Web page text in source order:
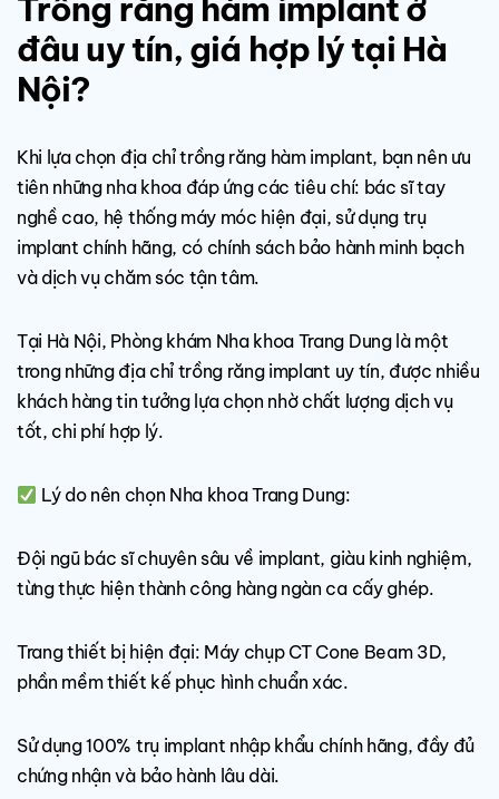
Trồng răng hàm implant ở
đâu uy tín, giá hợp lý tại Hà
Nội?
Khi lựa chọn địa chỉ trồng răng hàm implant, bạn nên ưu
tiên những nha khoa đáp ứng các tiêu chí: bác sĩ tay
nghề cao, hệ thống máy móc hiện đại, sử dụng trụ
implant chính hãng, có chính sách bảo hành minh bạch
và dịch vụ chăm sóc tận tâm.
Tại Hà Nội, Phòng khám Nha khoa Trang Dung là một
trong những địa chỉ trồng răng implant uy tín, được nhiều
khách hàng tin tưởng lựa chọn nhờ chất lượng dịch vụ
tốt, chi phí hợp lý.
Lý do nên chọn Nha khoa Trang Dung:
Đội ngũ bác sĩ chuyên sâu về implant, giàu kinh nghiệm,
từng thực hiện thành công hàng ngàn ca cấy ghép.
Trang thiết bị hiện đại: Máy chụp CT Cone Beam 3D,
phần mềm thiết kế phục hình chuẩn xác.
Sử dụng 100% trụ implant nhập khẩu chính hãng, đầy đủ
chứng nhận và bảo hành lâu dài.